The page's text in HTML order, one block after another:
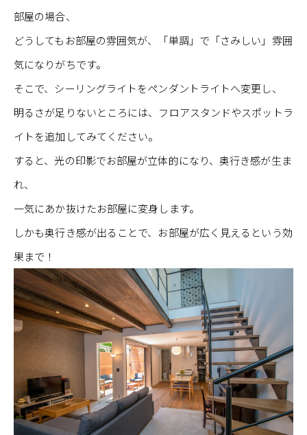
部屋の場合、
どうしてもお部屋の雰囲気が、「単調」で「さみしい」雰囲
気になりがちです。
そこで、シーリングライトをペンダントライトへ変更し、
明るさが足りないところには、フロアスタンドやスポットラ
イトを追加してみてください。
すると、光の印影でお部屋が立体的になり、奥行き感が生ま
れ、
一気にあか抜けたお部屋に変身します。
しかも奥行き感が出ることで、お部屋が広く見えるという効
果まで！